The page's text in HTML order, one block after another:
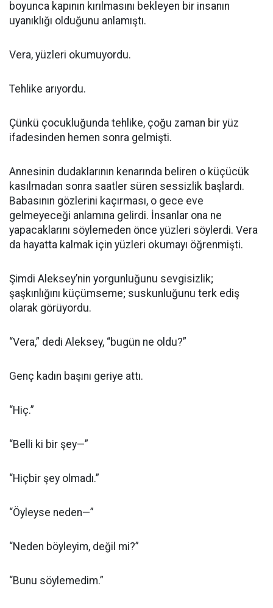
boyunca kapının kırılmasını bekleyen bir insanın
uyanıklığı olduğunu anlamıştı.
Vera, yüzleri okumuyordu.
Tehlike arıyordu.
Çünkü çocukluğunda tehlike, çoğu zaman bir yüz
ifadesinden hemen sonra gelmişti.
Annesinin dudaklarının kenarında beliren o küçücük
kasılmadan sonra saatler süren sessizlik başlardı.
Babasının gözlerini kaçırması, o gece eve
gelmeyeceği anlamına gelirdi. İnsanlar ona ne
yapacaklarını söylemeden önce yüzleri söylerdi. Vera
da hayatta kalmak için yüzleri okumayı öğrenmişti.
Şimdi Aleksey’nin yorgunluğunu sevgisizlik;
şaşkınlığını küçümseme; suskunluğunu terk ediş
olarak görüyordu.
“Vera,” dedi Aleksey, “bugün ne oldu?”
Genç kadın başını geriye attı.
“Hiç.”
“Belli ki bir şey—”
“Hiçbir şey olmadı.”
“Öyleyse neden—”
“Neden böyleyim, değil mi?”
“Bunu söylemedim.”